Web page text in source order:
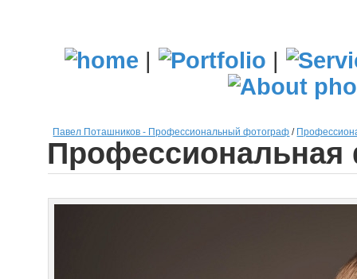
| |
Павел Поташников - Профессиональный фотограф /
Профессиональная